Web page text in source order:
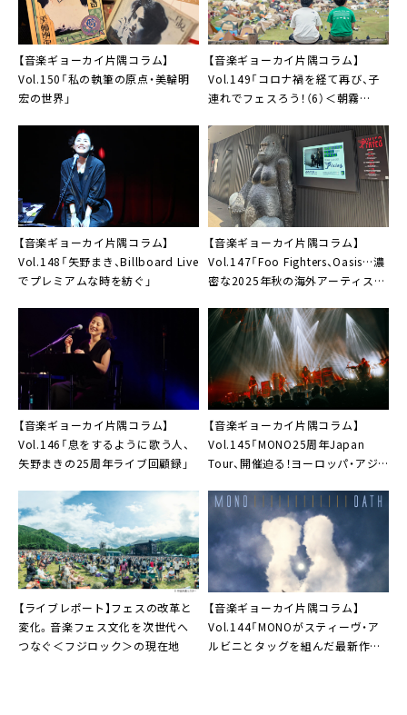
【音楽ギョーカイ片隅コラム】
Vol.150「私の執筆の原点・美輪明
宏の世界」
【音楽ギョーカイ片隅コラム】
Vol.149「コロナ禍を経て再び、子
連れでフェスろう！（6）＜朝霧
【音楽ギョーカイ片隅コラム】
Vol.148「矢野まき、Billboard Live
でプレミアムな時を紡ぐ」
【音楽ギョーカイ片隅コラム】
Vol.147「Foo Fighters、Oasis…濃
密な2025年秋の海外アーティスト
【音楽ギョーカイ片隅コラム】
Vol.146「息をするように歌う人、
矢野まきの25周年ライブ回顧録」
【音楽ギョーカイ片隅コラム】
Vol.145「MONO25周年Japan
Tour、開催迫る！ヨーロッパ・アジ
MONOを日本から追っかける！
（17）」
【ライブレポート】フェスの改革と
変化。音楽フェス文化を次世代へ
つなぐ＜フジロック＞の現在地
【音楽ギョーカイ片隅コラム】
Vol.144「MONOがスティーヴ・ア
ルビニとタッグを組んだ最新作